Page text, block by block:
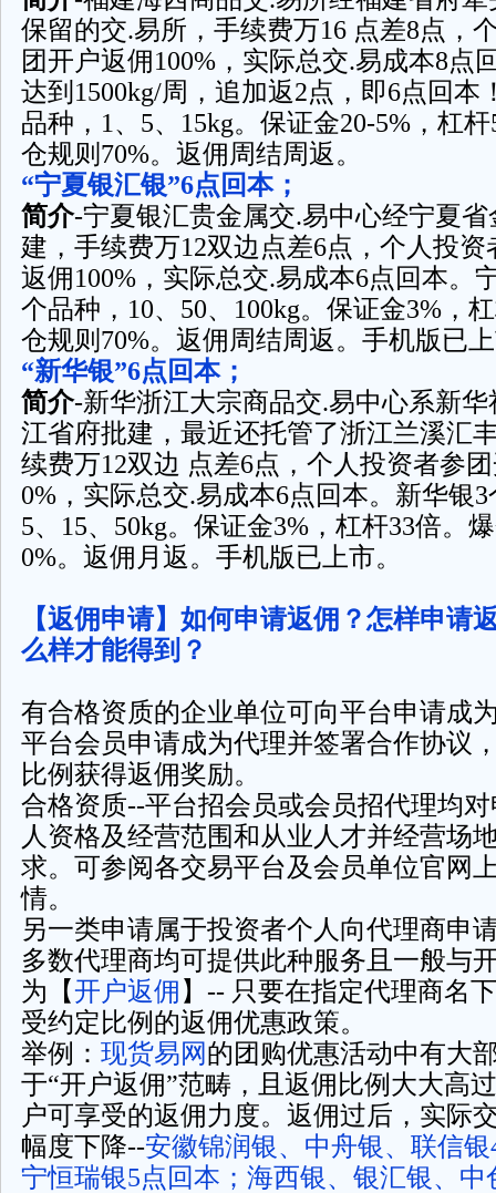
保留的交.易所，手续费万16 点差8点，
团开户返佣100%，实际总交.易成本8点
达到1500kg/周，追加返2点，即6点回本
品种，1、5、15kg。保证金20-5%，杠
仓规则70%。返佣周结周返。
“宁夏银汇银”6点回本；
简介-宁夏银汇贵金属交.易中心经宁夏省
建，手续费万12双边点差6点，个人投资
返佣100%，实际总交.易成本6点回本。
个品种，10、50、100kg。保证金3%，
仓规则70%。返佣周结周返。手机版已
“新华银”6点回本；
简介-新华浙江大宗商品交.易中心系新
江省府批建，最近还托管了浙江兰溪汇
续费万12双边 点差6点，个人投资者参
0%，实际总交.易成本6点回本。新华银
5、15、50kg。保证金3%，杠杆33倍。
0%。返佣月返。手机版已上市。
【返佣申请】 如何申请返佣？怎样申请
么样才能得到？
有合格资质的企业单位可向平台申请成
平台会员申请成为代理并签署合作协议
比例获得返佣奖励。
合格资质--平台招会员或会员招代理均
人资格及经营范围和从业人才并经营场
求。可参阅各交易平台及会员单位官网
情。
另一类申请属于投资者个人向代理商申
多数代理商均可提供此种服务且一般与
为【开户返佣 】-- 只要在指定代理商名
受约定比例的返佣优惠政策。
举例： 现货易网的团购优惠活动中有大
于“开户返佣”范畴，且返佣比例大大高
户可享受的返佣力度。返佣过后，实际
幅度下降--安徽锦润银、中舟银、联信
宁恒瑞银5点回本；海西银、银汇银、中